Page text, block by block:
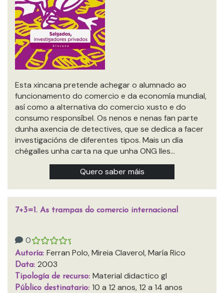
Esta xincana pretende achegar o alumnado ao
funcionamento do comercio e da economía mundial,
así como a alternativa do comercio xusto e do
consumo responsíbel. Os nenos e nenas fan parte
dunha axencia de detectives, que se dedica a facer
investigacións de diferentes tipos. Mais un día
chégalles unha carta na que unha ONG lles…
Quero saber máis
7+3=1. As trampas do comercio internacional
0
Autoría: Ferran Polo, Mireia Claverol, María Rico
Data: 2003
Tipología de recurso: Material didactico gl
Público destinatario: 10 a 12 anos, 12 a 14 anos